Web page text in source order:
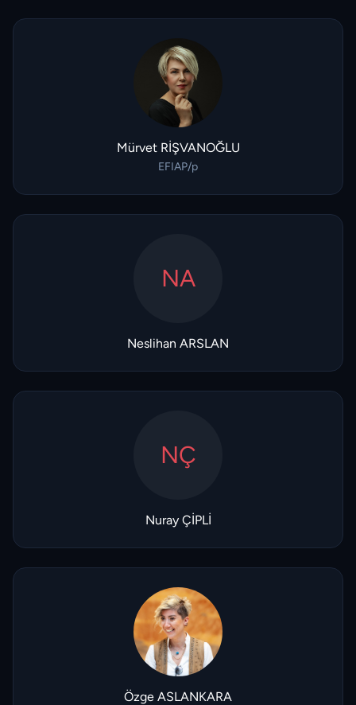
Mürvet RİŞVANOĞLU
EFIAP/p
NA
Neslihan ARSLAN
NÇ
Nuray ÇİPLİ
Özge ASLANKARA